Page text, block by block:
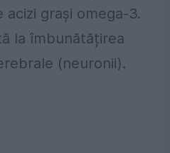
grași omega-3.
la îmbunătățirea
(neuronii).